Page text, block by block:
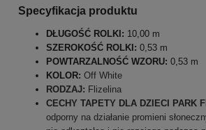
Specyfikacja produktu
DŁUGOŚĆ ROLKI: 10,00 m
SZEROKOŚĆ ROLKI: 0,53 m
POWTARZALNOŚĆ WZORU: 0,53 m
KOLOR: Off White
RODZAJ: Flizelina
CECHY TAPETY DLA DZIECI PARK
odporny na działanie promieni